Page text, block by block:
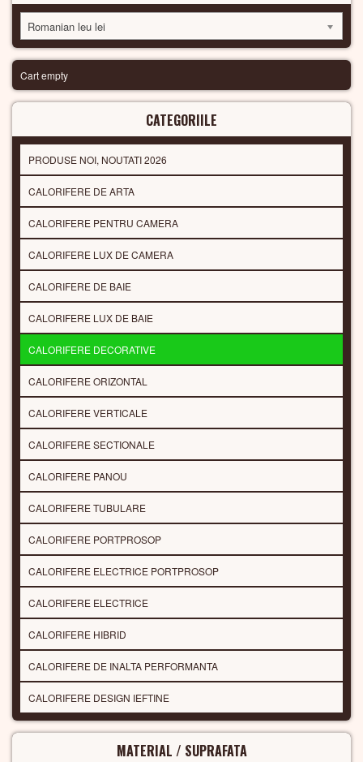
Romanian leu lei
Cart empty
CATEGORIILE
PRODUSE NOI, NOUTATI 2026
CALORIFERE DE ARTA
CALORIFERE PENTRU CAMERA
CALORIFERE LUX DE CAMERA
CALORIFERE DE BAIE
CALORIFERE LUX DE BAIE
CALORIFERE DECORATIVE
CALORIFERE ORIZONTAL
CALORIFERE VERTICALE
CALORIFERE SECTIONALE
CALORIFERE PANOU
CALORIFERE TUBULARE
CALORIFERE PORTPROSOP
CALORIFERE ELECTRICE PORTPROSOP
CALORIFERE ELECTRICE
CALORIFERE HIBRID
CALORIFERE DE INALTA PERFORMANTA
CALORIFERE DESIGN IEFTINE
MATERIAL / SUPRAFATA